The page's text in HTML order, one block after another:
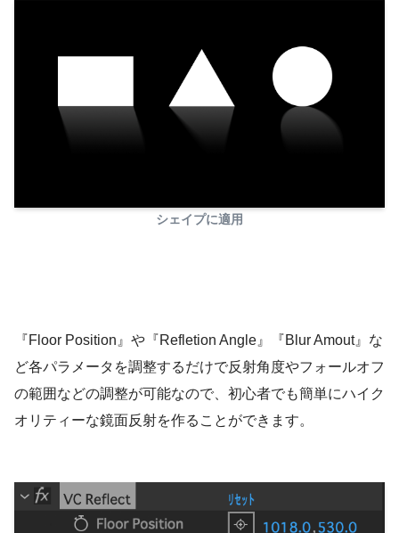
シェイプに適用
『Floor Position』や『Refletion Angle』『Blur Amout』な
ど各パラメータを調整するだけで反射角度やフォールオフ
の範囲などの調整が可能なので、初心者でも簡単にハイク
オリティーな鏡面反射を作ることができます。